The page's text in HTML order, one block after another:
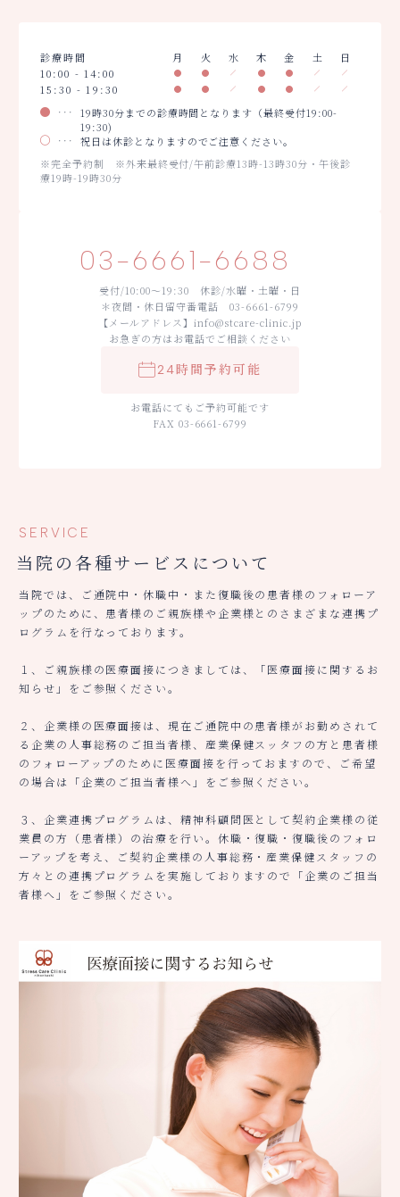
診療時間 月 火 水 木 金 土
日
10:00 - 14:00
15:30 - 19:30
19時30分までの診療時間となります（最終受付19:00-
19:30)
祝日は休診となりますのでご注意ください。
※完全予約制 ※外来最終受付/午前診療13時-13時30分・午後診
療19時-19時30分
03-6661-6688
受付/10:00～19:30 休診/水曜・土曜・日
＊夜間・休日留守番電話 03-6661-6799
【メールアドレス】info@stcare-clinic.jp
お急ぎの方はお電話でご相談ください
24時間予約可能
お電話にてもご予約可能です
FAX 03-6661-6799
SERVICE
当院の各種サービスについて
当院では、ご通院中・休職中・また復職後の患者様のフォローア
ップのために、患者様のご親族様や企業様とのさまざまな連携プ
ログラムを行なっております。
１、ご親族様の医療面接につきましては、「医療面接に関するお
知らせ」をご参照ください。
２、企業様の医療面接は、現在ご通院中の患者様がお勤めされて
る企業の人事総務のご担当者様、産業保健スッタフの方と患者様
のフォローアップのために医療面接を行っておますので、ご希望
の場合は「企業のご担当者様へ」をご参照ください。
３、企業連携プログラムは、精神科顧問医として契約企業様の従
業員の方（患者様）の治療を行い。休職・復職・復職後のフォロ
ーアップを考え、ご契約企業様の人事総務・産業保健スタッフの
方々との連携プログラムを実施しておりますので「企業のご担当
者様へ」をご参照ください。